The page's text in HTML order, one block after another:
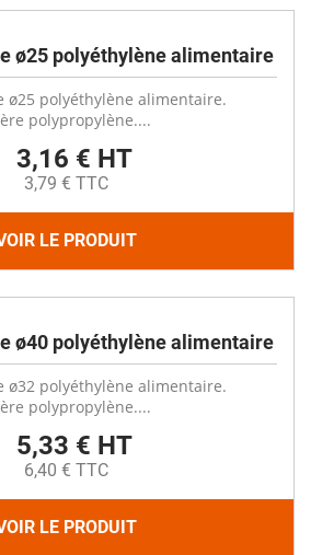
ø25 polyéthylène alimentaire
ø25 polyéthylène alimentaire.
polypropylène....
3,16 € HT
3,79 € TTC
LE PRODUIT
ø40 polyéthylène alimentaire
ø32 polyéthylène alimentaire.
polypropylène....
5,33 € HT
6,40 € TTC
LE PRODUIT